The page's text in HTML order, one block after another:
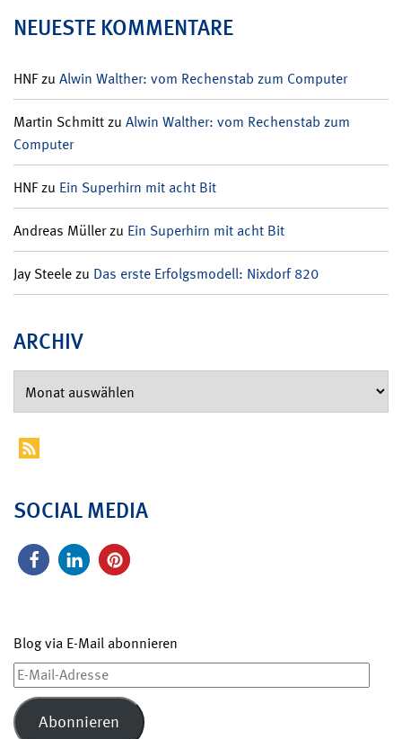
NEUESTE KOMMENTARE
HNFzu Alwin Walther: vom Rechenstab zum Computer
Martin Schmittzu Alwin Walther: vom Rechenstab zum
Computer
HNFzu Ein Superhirn mit acht Bit
Andreas Müllerzu Ein Superhirn mit acht Bit
Jay Steelezu Das erste Erfolgsmodell: Nixdorf 820
ARCHIV
SOCIAL MEDIA
Blog via E-Mail abonnieren
E-
Mail-
Adresse
Abonnieren